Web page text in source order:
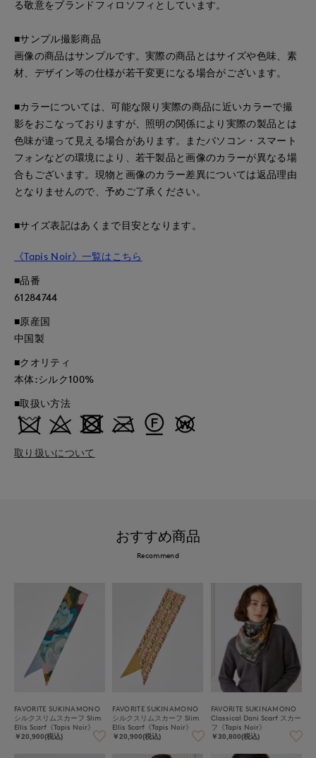
る敬意をブランドフィロソフィとしています。
■サンプル撮影商品
画像の商品はサンプルです。実際の商品とはサイズや色味、素
材、デザイン等の仕様が若干変更になる場合がございます。
■カラーについては、可能な限り実際の商品に近いカラーで撮
影をおこなっておりますが、照明の関係により実際の製品とは
色味が違って見える場合があります。またパソコン・スマート
フォンなどの環境により、若干製品と画像のカラーが異なる場
合もございます。現物と画像のカラー差異については返品理由
となりませんので、予めご了承ください。
■サイズ表記はあくまで目安となります。
《Tapis Noir》一覧はこちら
■品番
61284744
■原産国
中国製
■クオリティ
本体:シルク100%
■取扱い方法
取り扱いについて
おすすめ商品
Recommend
FAVORITE SUKINAMONO
シルクスリムスカーフ Slim
Ellis Scarf《Tapis Noir》
￥20,900(税込)
FAVORITE SUKINAMONO
シルクスリムスカーフ Slim
Ellis Scarf《Tapis Noir》
￥20,900(税込)
FAVORITE SUKINAMONO
Classical Dani Scarf スカー
フ《Tapis Noir》
￥30,800(税込)